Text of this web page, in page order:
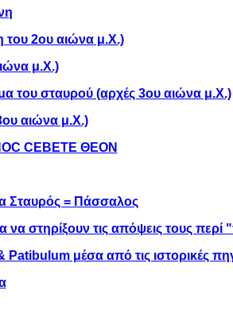
του 2ου αιώνα μ.Χ.)
μ.Χ.)
του σταυρού (αρχές 3ου αιώνα μ.Χ.)
αιώνα μ.Χ.)
CΕΒΕΤΕ ΘΕΟΝ
Σταυρός = Πάσσαλος
να στηρίξουν τις απόψεις τους
μέσα από τις ιστορικές